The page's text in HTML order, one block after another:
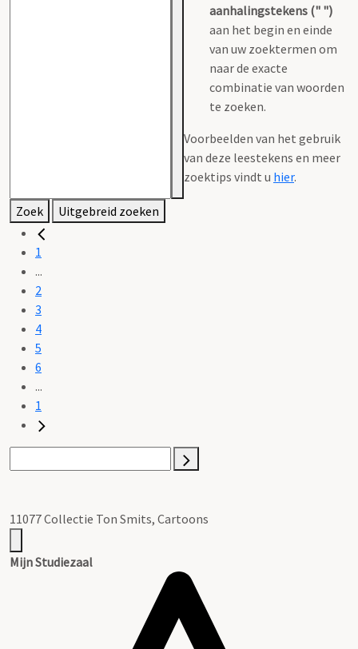
aanhalingstekens (" ")
aan het begin en einde
van uw zoektermen om
naar de exacte
combinatie van woorden
te zoeken.
Voorbeelden van het gebruik
van deze leestekens en meer
zoektips vindt u hier.
Zoek Uitgebreid zoeken
1
...
2
3
4
5
6
...
1
11077 Collectie Ton Smits, Cartoons
Mijn Studiezaal